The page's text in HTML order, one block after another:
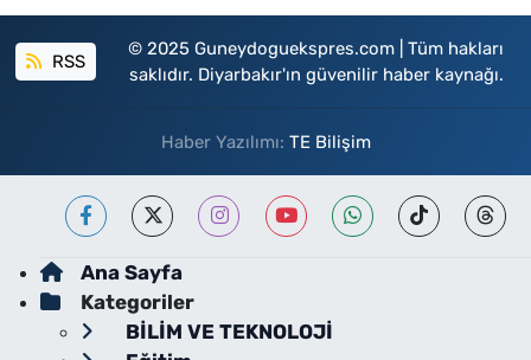
RSS
© 2025 Guneydoguekspres.com | Tüm hakları
saklıdır. Diyarbakır'ın güvenilir haber kaynağı.
Haber Yazılımı: TE Bilişim
Ana Sayfa
Kategoriler
BİLİM VE TEKNOLOJİ